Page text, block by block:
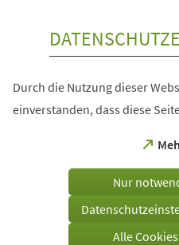
Durch die Nutzung dieser
einverstanden, dass diese
(Öffnet
einem
Tab)
Nur
Alle